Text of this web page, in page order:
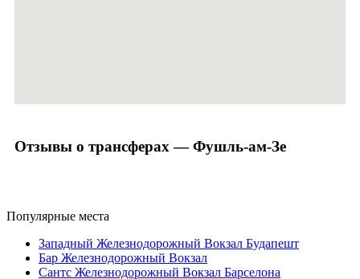
Отзывы о трансферах — Фушль-ам-Зе
Популярные места
Западный Железнодорожный Вокзал Будапешт
Бар Железнодорожный Вокзал
Сантс Железнодорожный Вокзал Барселона